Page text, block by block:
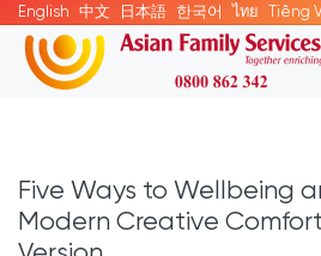
English 中文 日本語 한국어 ไทย Tiếng
Five Ways to Wellbeing
Modern Creative